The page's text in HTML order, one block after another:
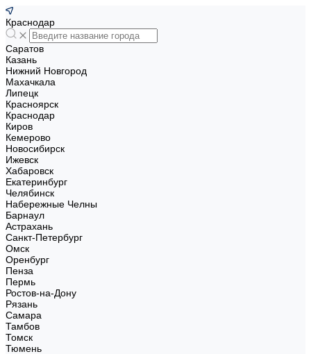
Краснодар
Саратов
Казань
Нижний Новгород
Махачкала
Липецк
Красноярск
Краснодар
Киров
Кемерово
Новосибирск
Ижевск
Хабаровск
Екатеринбург
Челябинск
Набережные Челны
Барнаул
Астрахань
Санкт-Петербург
Омск
Оренбург
Пенза
Пермь
Ростов-на-Дону
Рязань
Самара
Тамбов
Томск
Тюмень